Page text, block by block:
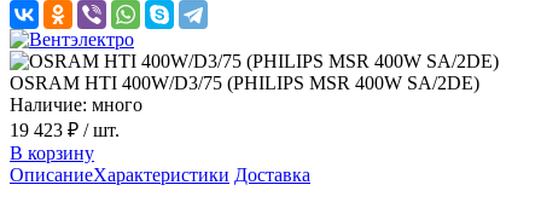
OSRAM HTI 400W/D3/75 (PHILIPS MSR 400W SA/2DE)
Наличие: много
19 423 ₽ / шт.
В корзину
ОписаниеХарактеристики Доставка